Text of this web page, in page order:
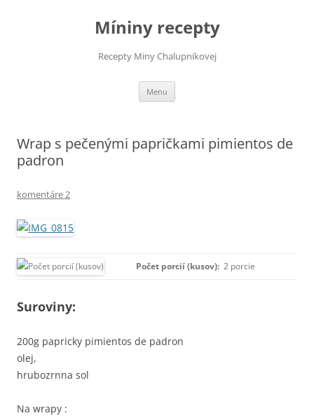
Míniny recepty
Recepty Miny Chalupnikovej
Menu
Wrap s pečenými papričkami pimientos de
padron
komentáre 2
Počet porcií (kusov): 2 porcie
Suroviny:
200g papricky pimientos de padron
olej,
hrubozrnna sol
Na wrapy :